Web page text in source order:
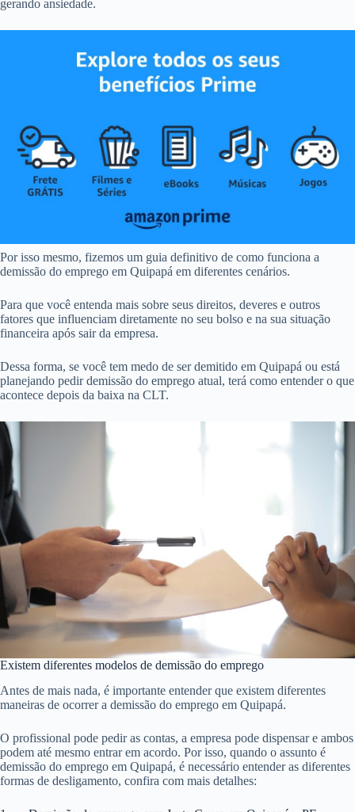
gerando ansiedade.
Por isso mesmo, fizemos um guia definitivo de como funciona a
demissão do emprego em Quipapá em diferentes cenários.
Para que você entenda mais sobre seus direitos, deveres e outros
fatores que influenciam diretamente no seu bolso e na sua situação
financeira após sair da empresa.
Dessa forma, se você tem medo de ser demitido em Quipapá ou está
planejando pedir demissão do emprego atual, terá como entender o que
acontece depois da baixa na CLT.
Existem diferentes modelos de demissão do emprego
Antes de mais nada, é importante entender que existem diferentes
maneiras de ocorrer a demissão do emprego em Quipapá.
O profissional pode pedir as contas, a empresa pode dispensar e ambos
podem até mesmo entrar em acordo. Por isso, quando o assunto é
demissão do emprego em Quipapá, é necessário entender as diferentes
formas de desligamento, confira com mais detalhes: